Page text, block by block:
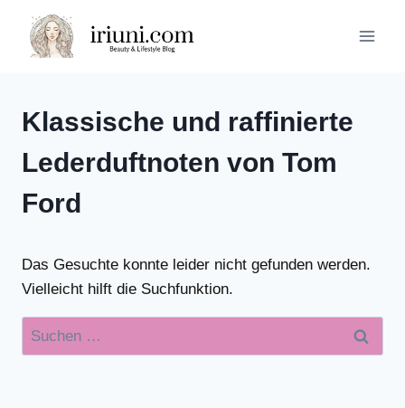
Inhalt
springen
Klassische und raffinierte
Lederduftnoten von Tom
Ford
Das Gesuchte konnte leider nicht gefunden werden.
Vielleicht hilft die Suchfunktion.
Suchen
nach: